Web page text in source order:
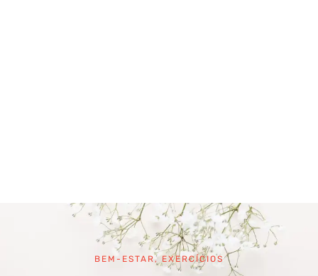
BEM-ESTAR, EXERCÍCIOS